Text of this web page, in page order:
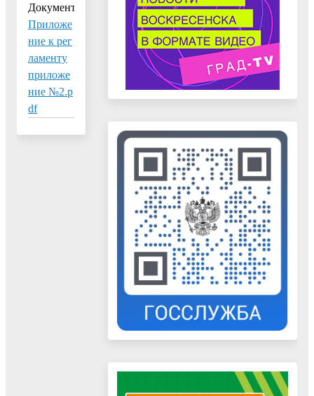
Документ:
Приложе
ние к рег
ламенту
приложе
ние №2.p
df